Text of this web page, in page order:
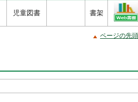
児童図書 書架
ページの先